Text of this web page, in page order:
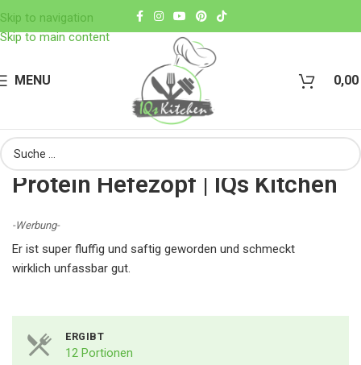
Skip to navigation
Skip to main content
MENU 0,00
Protein Hefezopf | IQs Kitchen
-Werbung-
Er ist super fluffig und saftig geworden und schmeckt
wirklich unfassbar gut.
ERGIBT
12 Portionen